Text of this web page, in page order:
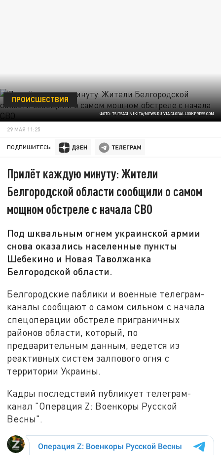
ФОТО: TSITSAGI NIKITA/NEWS.RU VIA GLOBALLOOKPRESS.COM
ПРОИСШЕСТВИЯ
29 МАЯ 11:25
ПОДПИШИТЕСЬ:
Прилёт каждую минуту: Жители
Белгородской области сообщили о самом
мощном обстреле с начала СВО
Под шквальным огнем украинской армии
снова оказались населенные пункты
Шебекино и Новая Таволжанка
Белгородской области.
Белгородские паблики и военные телеграм-
каналы сообщают о самом сильном с начала
спецоперации обстреле приграничных
районов области, который, по
предварительным данным, ведется из
реактивных систем залпового огня с
территории Украины.
Кадры последствий публикует телеграм-
канал "Операция Z: Военкоры Русской
Весны".